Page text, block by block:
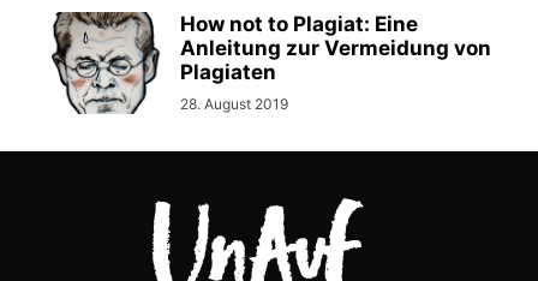
How not to Plagiat: Eine
Anleitung zur Vermeidung von
Plagiaten
28. August 2019